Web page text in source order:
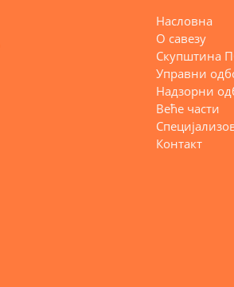
Насловна
О савезу
Скупштина
Управни
Надзорни
Веће части
Контакт